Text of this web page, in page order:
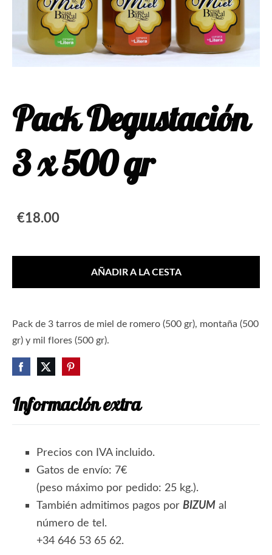
Información extra
Precios con IVA incluido.
Gatos de envío: 7€
(peso máximo por pedido: 25 kg.).
También admitimos pagos por BIZUM al
número de tel.
+34 646 53 65 62.
Pack Degustación
3 x 500 gr
€18.00
AÑADIR A LA CESTA
Pack de 3 tarros de miel de romero (500 gr), montaña (500
gr) y mil flores (500 gr).